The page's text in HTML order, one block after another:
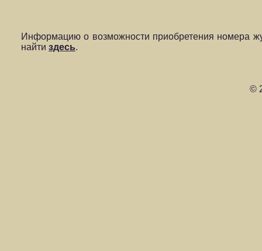
Информацию о возможности приобретения номера
найти здесь.
©